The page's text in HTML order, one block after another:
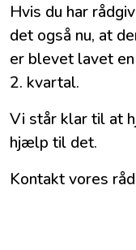
Hvis du har
det også nu, at
er blevet lavet
2. kvartal.
Vi står klar til at
hjælp til det.
Kontakt vores